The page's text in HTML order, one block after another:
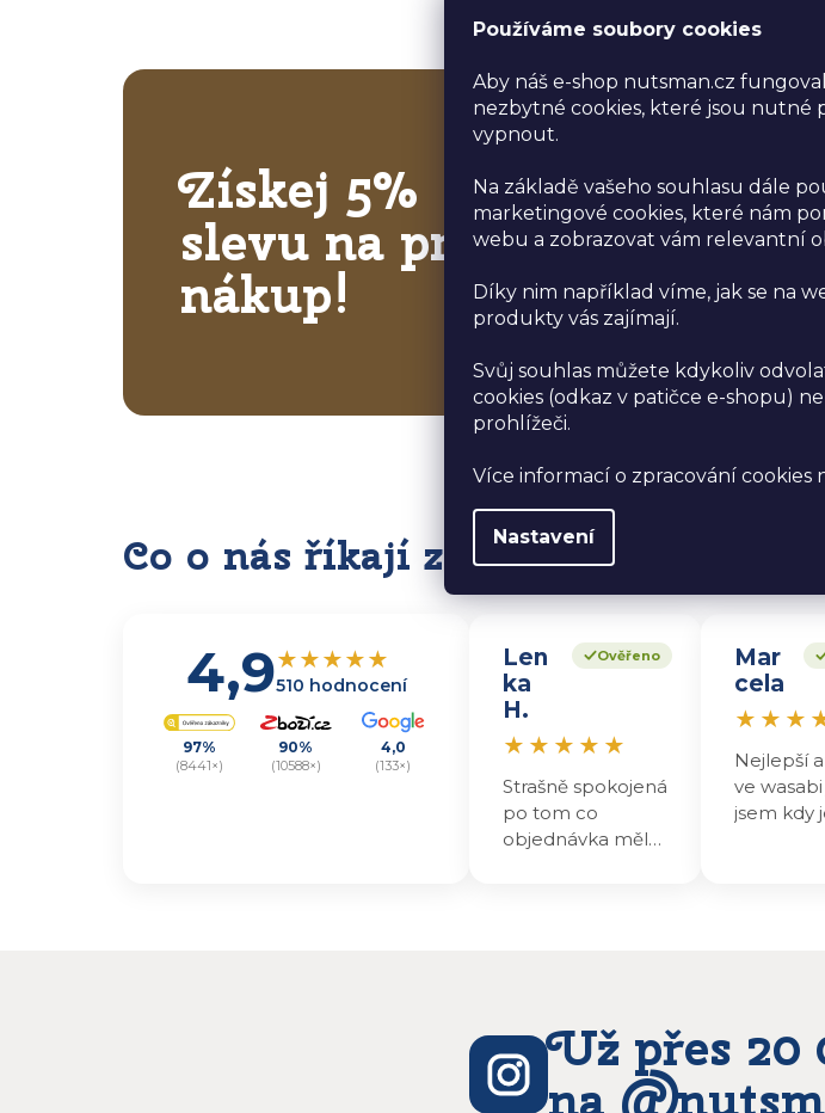
Používáme soubory cookies
Aby náš e-shop nutsman.cz
nezbytné cookies, které jsou nutné
vypnout.
Na základě vašeho souhlasu dále
marketingové cookies, které nám
webu a zobrazovat vám relevantní
Díky nim například víme, jak se na
produkty vás zajímají.
Svůj souhlas můžete kdykoliv
cookies (odkaz v patičce e-shopu)
prohlížeči.
Více informací o zpracování cookies
Nastavení
Získej 5%
slevu na první
nákup!
Co o nás říkají zákazníci
4,9★★★★★
510 hodnocení
97%
(8441×)
90%
(10588×)
4,0
(133×)
Ověřeno
Len
ka
H.
★ ★ ★ ★ ★
Strašně spokojená
po tom co
objednávka měla
jsem mohla
vyzvedávat ..
výrobky jsou
Mar
cela
★ ★ ★
Nejlepší
ve
jsem kdy
Už přes 20
na